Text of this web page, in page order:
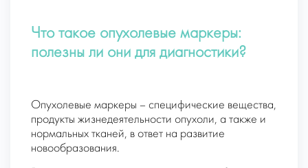
Что такое опухолевые маркеры:
полезны ли они для диагностики?
Опухолевые маркеры – специфические вещества,
продукты жизнедеятельности опухоли, а также и
нормальных тканей, в ответ на развитие
новообразования.